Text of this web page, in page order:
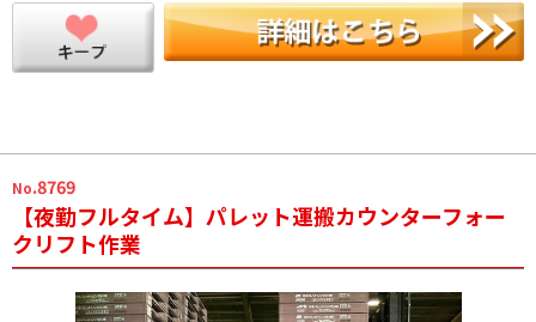
No.8769
【夜勤フルタイム】パレット運搬カウンターフォー
クリフト作業